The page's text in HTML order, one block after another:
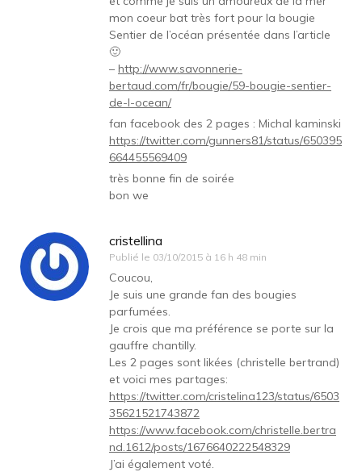
mon coeur bat très fort pour la bougie
Sentier de l’océan présentée dans l’article
🙂
– http://www.savonnerie-
bertaud.com/fr/bougie/59-bougie-sentier-
de-l-ocean/
fan facebook des 2 pages : Michal kaminski
https://twitter.com/gunners81/status/650395
664455569409
très bonne fin de soirée
bon we
cristellina
Publié le 03/10/2015 à 16 h 48 min
Coucou,
Je suis une grande fan des bougies
parfumées.
Je crois que ma préférence se porte sur la
gauffre chantilly.
Les 2 pages sont likées (christelle bertrand)
et voici mes partages:
https://twitter.com/cristelina123/status/6503
35621521743872
https://www.facebook.com/christelle.bertra
nd.1612/posts/1676640222548329
J’ai également voté.